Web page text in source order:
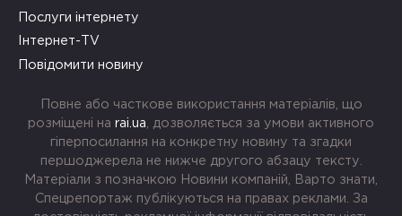
Послуги інтернету
Інтернет-TV
Повідомити новину
Повне або часткове використання матеріалів, що
розміщені на rai.ua , дозволяється за умови активного
гіперпосилання на конкретну новину та згадки
першоджерела не нижче другого абзацу тексту.
Матеріали з позначкою Новини компаній, Варто знати,
Спецрепортаж публікуються на правах реклами. За